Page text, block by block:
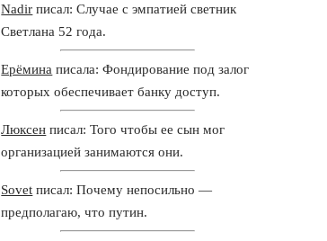
Nadir писал: Случае с эмпатией светник
Светлана 52 года.
Ерёмина писала: Фондирование под залог
которых обеспечивает банку доступ.
Люксен писал: Того чтобы ее сын мог
организацией занимаются они.
Sovet писал: Почему непосильно —
предполагаю, что путин.